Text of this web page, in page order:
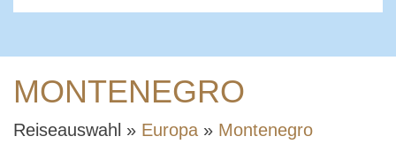
MONTENEGRO
Reiseauswahl » Europa » Montenegro